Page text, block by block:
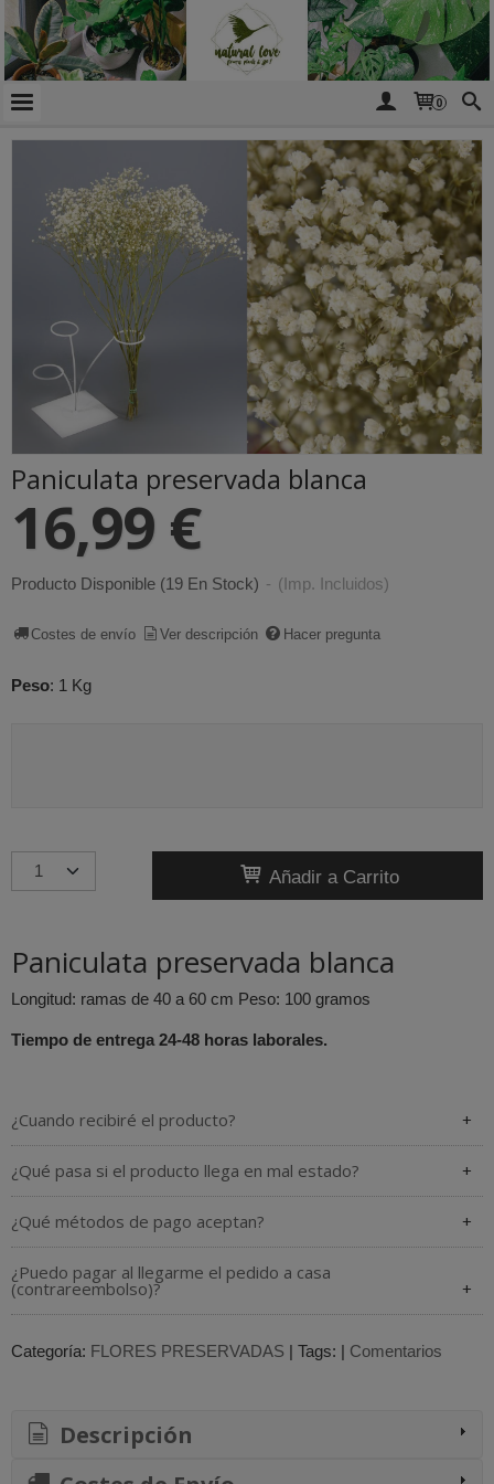
0
Paniculata preservada blanca
16,99 €
Producto Disponible (19 En Stock) - (Imp. Incluidos)
Costes de envío Ver descripción Hacer pregunta
Peso: 1 Kg
Añadir a Carrito
Paniculata preservada blanca
Longitud: ramas de 40 a 60 cm Peso: 100 gramos
Tiempo de entrega 24-48 horas laborales.
¿Cuando recibiré el producto?
¿Qué pasa si el producto llega en mal estado?
¿Qué métodos de pago aceptan?
¿Puedo pagar al llegarme el pedido a casa
(contrareembolso)?
Categoría: FLORES PRESERVADAS | Tags: | Comentarios
Descripción